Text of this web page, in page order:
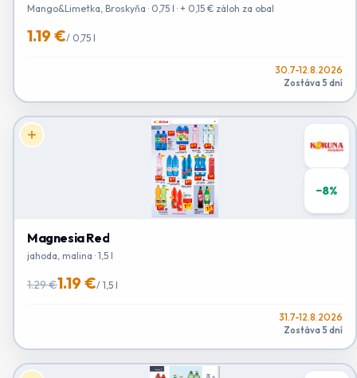
Mango&Limetka, Broskyňa · 0,75 l · + 0,15 € záloh za obal
1.19 €/ 0,75 l
30.7-12.8.2026
Zostáva 5 dní
−8%
Magnesia Red
jahoda, malina · 1,5 l
1.29 €1.19 €/ 1,5 l
31.7-12.8.2026
Zostáva 5 dní